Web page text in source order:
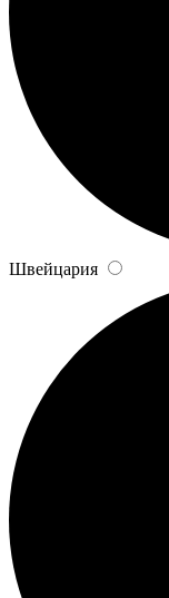
Швейцария